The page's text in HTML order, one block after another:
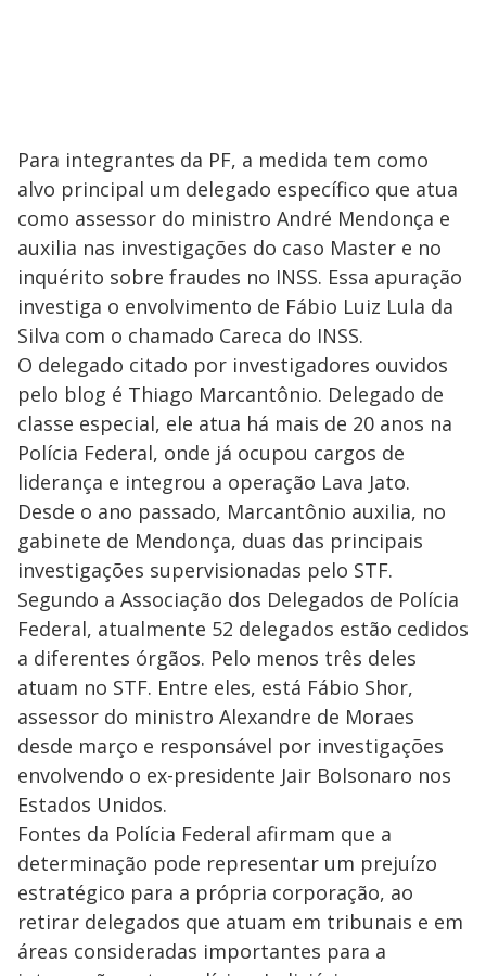
Para integrantes da PF, a medida tem como
alvo principal um delegado específico que atua
como assessor do ministro André Mendonça e
auxilia nas investigações do caso Master e no
inquérito sobre fraudes no INSS. Essa apuração
investiga o envolvimento de Fábio Luiz Lula da
Silva com o chamado Careca do INSS.
O delegado citado por investigadores ouvidos
pelo blog é Thiago Marcantônio. Delegado de
classe especial, ele atua há mais de 20 anos na
Polícia Federal, onde já ocupou cargos de
liderança e integrou a operação Lava Jato.
Desde o ano passado, Marcantônio auxilia, no
gabinete de Mendonça, duas das principais
investigações supervisionadas pelo STF.
Segundo a Associação dos Delegados de Polícia
Federal, atualmente 52 delegados estão cedidos
a diferentes órgãos. Pelo menos três deles
atuam no STF. Entre eles, está Fábio Shor,
assessor do ministro Alexandre de Moraes
desde março e responsável por investigações
envolvendo o ex-presidente Jair Bolsonaro nos
Estados Unidos.
Fontes da Polícia Federal afirmam que a
determinação pode representar um prejuízo
estratégico para a própria corporação, ao
retirar delegados que atuam em tribunais e em
áreas consideradas importantes para a